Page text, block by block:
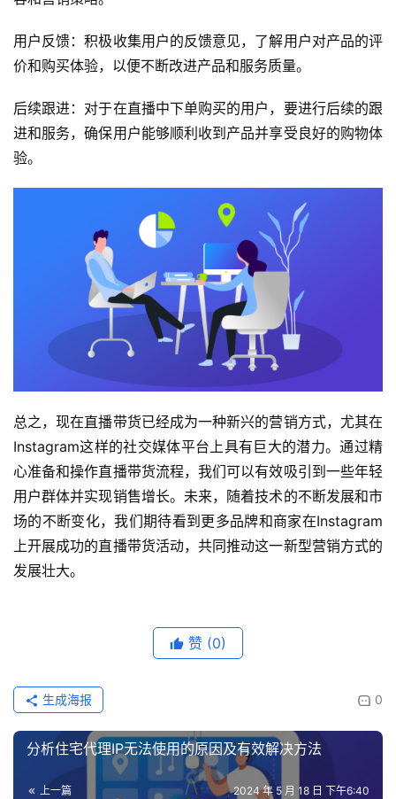
用户反馈：积极收集用户的反馈意见，了解用户对产品的评
价和购买体验，以便不断改进产品和服务质量。
后续跟进：对于在直播中下单购买的用户，要进行后续的跟
进和服务，确保用户能够顺利收到产品并享受良好的购物体
验。
总之，现在直播带货已经成为一种新兴的营销方式，尤其在
Instagram这样的社交媒体平台上具有巨大的潜力。通过精
心准备和操作直播带货流程，我们可以有效吸引到一些年轻
用户群体并实现销售增长。未来，随着技术的不断发展和市
场的不断变化，我们期待看到更多品牌和商家在Instagram
上开展成功的直播带货活动，共同推动这一新型营销方式的
发展壮大。
赞 (0)
0
生成海报
分析住宅代理IP无法使用的原因及有效解决方法
上一篇 2024 年 5 月 18 日 下午6:40